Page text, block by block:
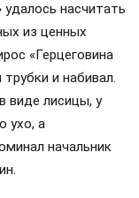
насчитать
из ценных
«Герцеговина
и набивал.
виде лисицы, у
ухо, а
начальник